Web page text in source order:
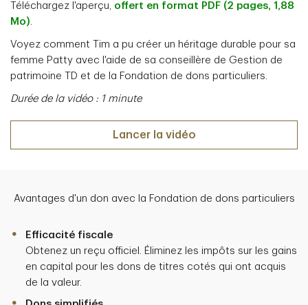
Téléchargez l'aperçu, offert en format PDF (2 pages, 1,88
Mo).
Voyez comment Tim a pu créer un héritage durable pour sa
femme Patty avec l'aide de sa conseillère de Gestion de
patrimoine TD et de la Fondation de dons particuliers.
Durée de la vidéo : 1 minute
Lancer la vidéo
Avantages d'un don avec la Fondation de dons particuliers
Efficacité fiscale
Obtenez un reçu officiel. Éliminez les impôts sur les gains
en capital pour les dons de titres cotés qui ont acquis
de la valeur.